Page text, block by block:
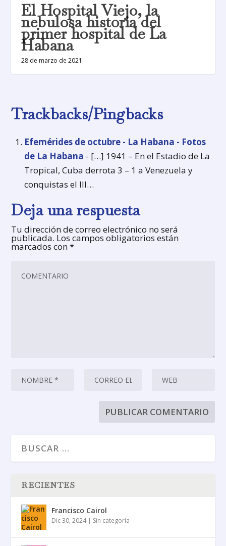
El Hospital Viejo, la
nebulosa historia del
primer hospital de La
Habana
28 de marzo de 2021
Trackbacks/Pingbacks
Efemérides de octubre - La Habana - Fotos
de La Habana - […] 1941 – En el Estadio de La
Tropical, Cuba derrota 3 – 1 a Venezuela y
conquistas el III…
Deja una respuesta
Tu dirección de correo electrónico no será
publicada. Los campos obligatorios están
marcados con*
RECIENTES
Francisco Cairol
Dic 30, 2024| Sin categoría